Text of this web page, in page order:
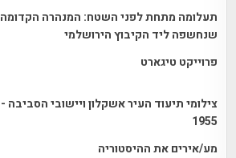
תעלומה מתחת לפני השטח: המנהרה הקדומה
שנחשפה ליד הקיבוץ הירושלמי
פרוייקט טיגארט
צילומי תיעוד העיר אשקלון ויישובי הסביבה -
1955
מע/אירים את ההיסטוריה